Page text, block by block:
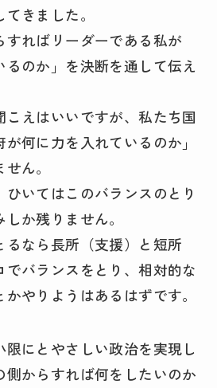
きました。
すればリーダーである私が
るのか」を決断を通して伝え
えはいいですが、私たち国
何に力を入れているのか」
ん。
いてはこのバランスのとり
か残りません。
るなら長所（支援）と短所
でバランスをとり、相対的な
やりようはあるはずです。
限にとやさしい政治を実現し
側からすれば何をしたいのか